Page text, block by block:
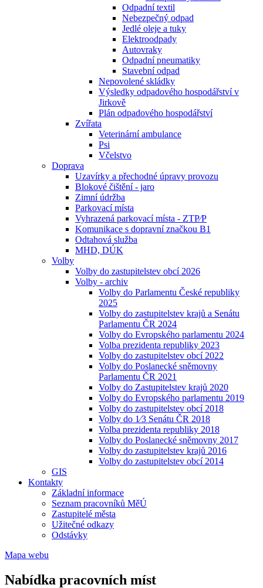
Odpadní textil
Nebezpečný odpad
Jedlé oleje a tuky
Elektroodpady
Autovraky
Odpadní pneumatiky
Stavební odpad
Nepovolené skládky
Výsledky odpadového hospodářství v
Jirkově
Plán odpadového hospodářství
Zvířata
Veterinární ambulance
Psi
Včelstvo
Doprava
Uzavírky a přechodné úpravy provozu
Blokové čištění - jaro
Zimní údržba
Parkovací místa
Vyhrazená parkovací místa - ZTP⁄P
Komunikace s dopravní značkou B1
Odtahová služba
MHD, DÚK
Volby
Volby do zastupitelstev obcí 2026
Volby - archiv
Volby do Parlamentu České republiky
2025
Volby do zastupitelstev krajů a Senátu
Parlamentu ČR 2024
Volby do Evropského parlamentu 2024
Volba prezidenta republiky 2023
Volby do zastupitelstev obcí 2022
Volby do Poslanecké sněmovny
Parlamentu ČR 2021
Volby do Zastupitelstev krajů 2020
Volby do Evropského parlamentu 2019
Volby do zastupitelstev obcí 2018
Volby do 1⁄3 Senátu ČR 2018
Volba prezidenta republiky 2018
Volby do Poslanecké sněmovny 2017
Volby do zastupitelstev krajů 2016
Volby do zastupitelstev obcí 2014
GIS
Kontakty
Základní informace
Seznam pracovníků MěÚ
Zastupitelé města
Užitečné odkazy
Odstávky
Mapa webu
Nabídka pracovních míst